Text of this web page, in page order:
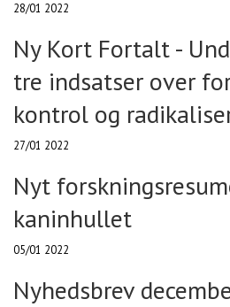
28/01 2022
Ny Kort Fortalt -
tre indsatser over
kontrol og
27/01 2022
Nyt
kaninhullet
05/01 2022
Nyhedsbrev